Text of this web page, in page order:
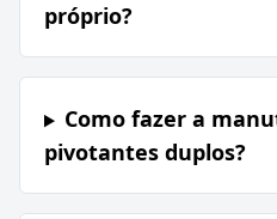
próprio?
Como fazer a
pivotantes duplos?